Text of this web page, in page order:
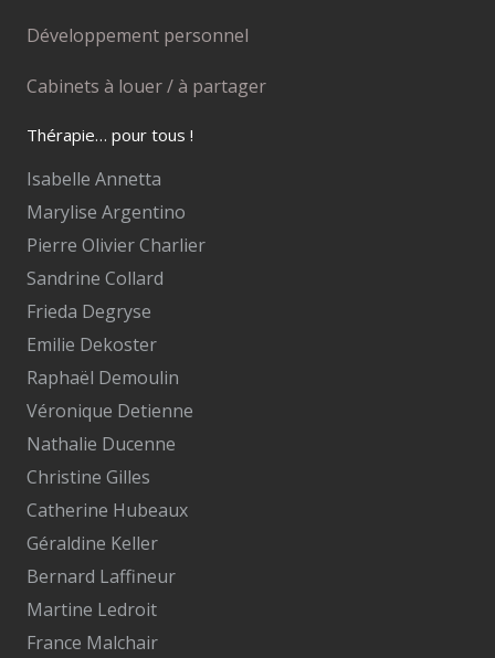
Développement personnel
Cabinets à louer / à partager
Thérapie… pour tous !
Isabelle Annetta
Marylise Argentino
Pierre Olivier Charlier
Sandrine Collard
Frieda Degryse
Emilie Dekoster
Raphaël Demoulin
Véronique Detienne
Nathalie Ducenne
Christine Gilles
Catherine Hubeaux
Géraldine Keller
Bernard Laffineur
Martine Ledroit
France Malchair